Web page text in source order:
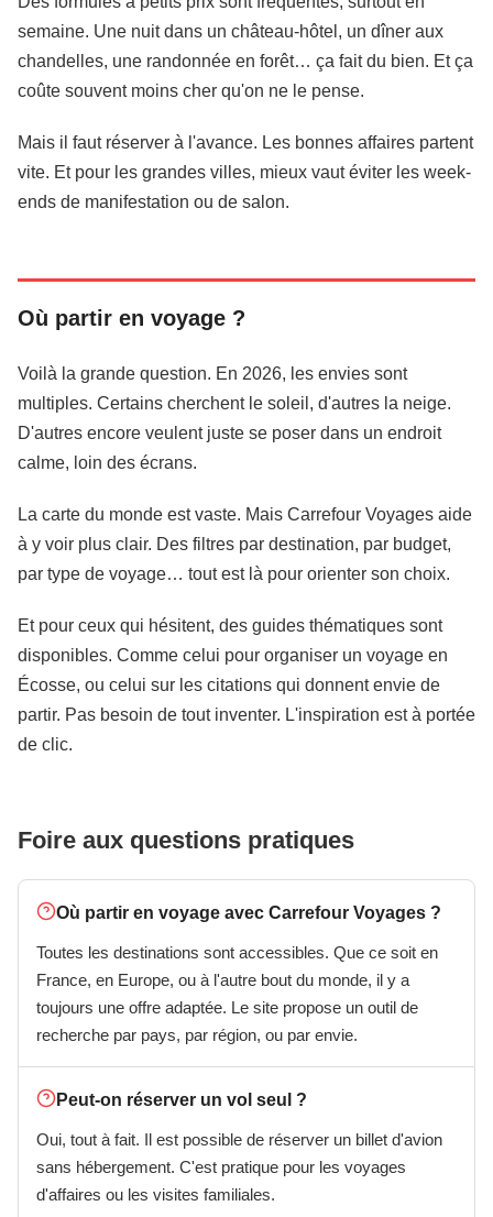
semaine. Une nuit dans un château-hôtel, un dîner aux
chandelles, une randonnée en forêt… ça fait du bien. Et ça
coûte souvent moins cher qu'on ne le pense.
Mais il faut réserver à l'avance. Les bonnes affaires partent
vite. Et pour les grandes villes, mieux vaut éviter les week-
ends de manifestation ou de salon.
Où partir en voyage ?
Voilà la grande question. En 2026, les envies sont
multiples. Certains cherchent le soleil, d'autres la neige.
D'autres encore veulent juste se poser dans un endroit
calme, loin des écrans.
La carte du monde est vaste. Mais Carrefour Voyages aide
à y voir plus clair. Des filtres par destination, par budget,
par type de voyage… tout est là pour orienter son choix.
Et pour ceux qui hésitent, des guides thématiques sont
disponibles. Comme celui pour organiser un voyage en
Écosse, ou celui sur les citations qui donnent envie de
partir. Pas besoin de tout inventer. L'inspiration est à portée
de clic.
Foire aux questions pratiques
Où partir en voyage avec Carrefour Voyages ?
Toutes les destinations sont accessibles. Que ce soit en
France, en Europe, ou à l'autre bout du monde, il y a
toujours une offre adaptée. Le site propose un outil de
recherche par pays, par région, ou par envie.
Peut-on réserver un vol seul ?
Oui, tout à fait. Il est possible de réserver un billet d'avion
sans hébergement. C'est pratique pour les voyages
d'affaires ou les visites familiales.